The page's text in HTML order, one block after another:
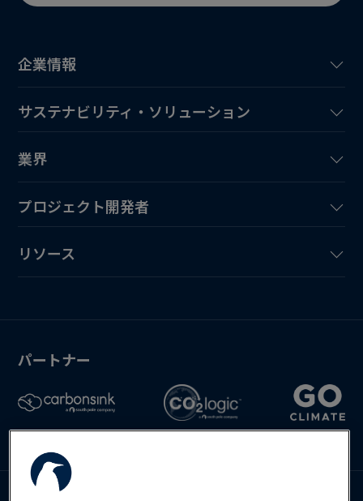
企業情報
サステナビリティ・ソリューション
業界
プロジェクト開発者
リソース
パートナー